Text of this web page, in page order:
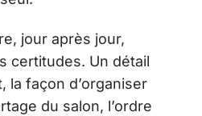
jour après jour,
certitudes. Un détail
la façon d’organiser
du salon, l’ordre